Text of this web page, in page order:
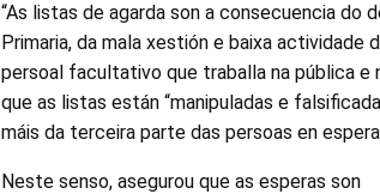
“As listas de agarda son a consecuencia do
Primaria, da mala xestión e baixa
persoal facultativo que traballa na pública e
que as listas están “manipuladas e
máis da terceira parte das persoas en
Neste senso, asegurou que as esperas son